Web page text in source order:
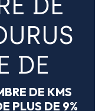
DE
DE KMS
PLUS DE 9%